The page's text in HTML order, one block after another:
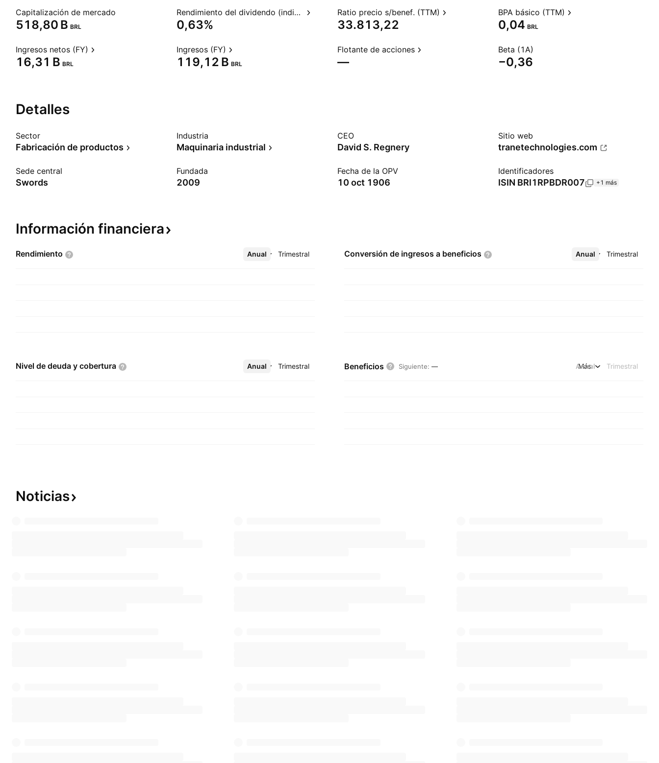
Capitalización de mercado
‪518,80 B‬ BRL
Rendimiento del dividendo (indicado)
0,63%
Ratio precio s/benef. (TTM)
33.813,22
BPA básico (TTM)
0,04 BRL
Ingresos netos (FY)
‪16,31 B‬ BRL
Ingresos (FY)
‪119,12 B‬ BRL
Flotante de acciones
—
Beta (1A)
−0,36
Detalles
Sector
Fabricación de productos
Industria
Maquinaria industrial
CEO
David S. Regnery
Sitio web
tranetechnologies.com
Sede central
Swords
Fundada
2009
Fecha de la OPV
10 oct 1906
Identificadores
ISIN BRI1RPBDR007 +1 más
Información financiera
Rendimiento Anual Trimestral
Más Conversión de ingresos a beneficios Anual Trimestral
Más
Nivel de deuda y cobertura Anual Trimestral
Más Beneficios Siguiente: — Anual Trimestral
Más
Noticias